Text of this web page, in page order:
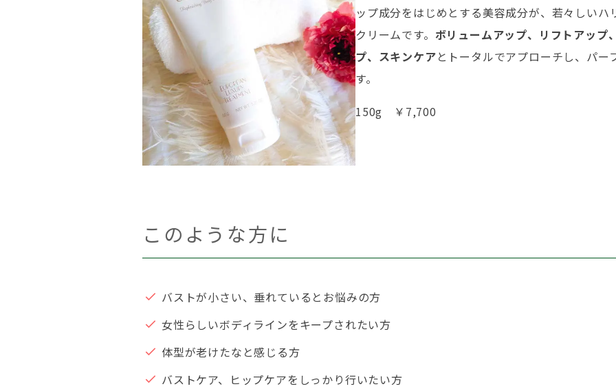
ップ成分をはじめとする美容成分が、若々しいハ
クリームです。 ボリュームアップ、リフトアップ
プ、スキンケアとトータルでアプローチし、パー
す。
150g ￥7,700
このような方に
バストが小さい、垂れているとお悩みの方
女性らしいボディラインをキープされたい方
体型が老けたなと感じる方
バストケア、ヒップケアをしっかり行いたい方